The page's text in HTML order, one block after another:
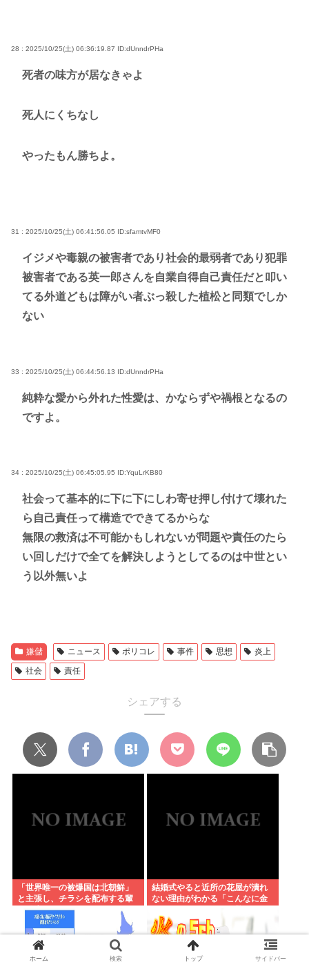
28 : 2025/10/25(土) 06:36:19.87 ID:dUnndrPHa
死者の味方が居なきゃよ
死人にくちなし
やったもん勝ちよ。
31 : 2025/10/25(土) 06:41:56.05 ID:sfamtvMF0
イジメや毒親の被害者であり社会的最弱者であり犯罪
被害者である英一郎さんを自業自得自己責任だと叩い
てる外道どもは障がい者ぶっ殺した植松と同類でしか
ない
33 : 2025/10/25(土) 06:44:56.13 ID:dUnndrPHa
純粋な愛から外れた性愛は、かならずや禍根となるの
ですよ。
34 : 2025/10/25(土) 06:45:05.95 ID:YquLrKB80
社会って基本的に下に下にしわ寄せ押し付けて壊れた
ら自己責任って構造でできてるからな
無限の救済は不可能かもしれないが問題や責任のたら
い回しだけで全てを解決しようとしてるのは中世とい
う以外無いよ
嫌儲 ニュース ポリコレ 事件 思想
炎上
社会
責任
シェアする
「世界唯一の被爆国は北朝鮮」
と主張し、チラシを配布する輩
が発生
結婚式やると近所の花屋が潰れ
ない理由がわかる「こんなに金
ホーム 検索 トップ サイドバー